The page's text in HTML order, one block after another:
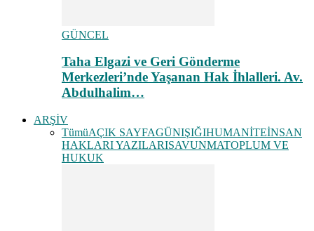
GÜNCEL
Taha Elgazi ve Geri Gönderme
Merkezleri’nde Yaşanan Hak İhlalleri. Av.
Abdulhalim…
ARŞİV
TümüAÇIK SAYFAGÜNIŞIĞIHUMANİTEİNSAN
HAKLARI YAZILARISAVUNMATOPLUM VE
HUKUK